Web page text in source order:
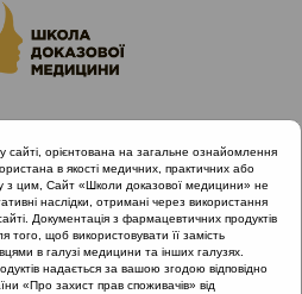
з позицій Icpc-2. Львів
сайті, орієнтована на загальне ознайомлення
в якості медичних, практичних або
з цим, Сайт «Школи доказової медицини» не
наслідки, отримані через використання
Документація з фармацевтичних продуктів
щоб використовувати її замість
в галузі медицини та інших галузях.
надається за вашою згодою відповідно
«Про захист прав споживачів» від